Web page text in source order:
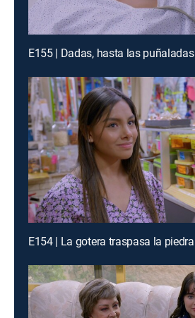
E155 | Dadas, hasta las puñaladas
E154 | La gotera traspasa la piedra